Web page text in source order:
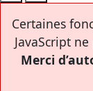
Certaines
JavaScript
Merci